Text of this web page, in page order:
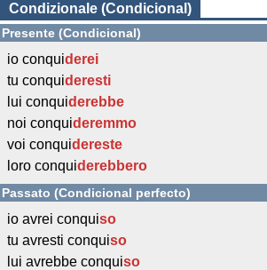
Condizionale (Condicional)
Presente (Condicional)
io conquiderei
tu conquideresti
lui conquiderebbe
noi conquideremmo
voi conquidereste
loro conquiderebbero
Passato (Condicional perfecto)
io avrei conquiso
tu avresti conquiso
lui avrebbe conquiso